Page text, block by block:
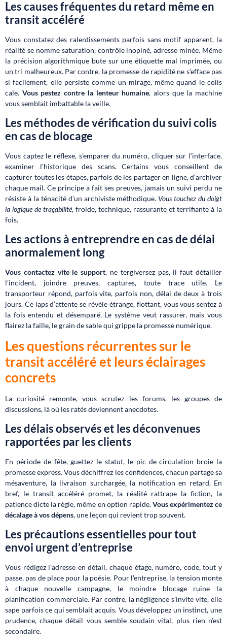
Les causes fréquentes du retard même en
transit accéléré
Vous constatez des ralentissements parfois sans motif apparent, la
réalité se nomme saturation, contrôle inopiné, adresse minée. Même
la précision algorithmique bute sur une étiquette mal imprimée, ou
un tri malheureux. Par contre, la promesse de rapidité ne s’efface pas
si facilement, elle persiste comme un mirage, même quand le colis
cale. Vous pestez contre la lenteur humaine, alors que la machine
vous semblait imbattable la veille.
Les méthodes de vérification du suivi colis
en cas de blocage
Vous captez le réflexe, s’emparer du numéro, cliquer sur l’interface,
examiner l’historique des scans. Certains vous conseillent de
capturer toutes les étapes, parfois de les partager en ligne, d’archiver
chaque mail. Ce principe a fait ses preuves, jamais un suivi perdu ne
résiste à la ténacité d’un archiviste méthodique. Vous touchez du doigt
la logique de traçabilité, froide, technique, rassurante et terrifiante à la
fois.
Les actions à entreprendre en cas de délai
anormalement long
Vous contactez vite le support, ne tergiversez pas, il faut détailler
l’incident, joindre preuves, captures, toute trace utile. Le
transporteur répond, parfois vite, parfois non, délai de deux à trois
jours. Ce laps d’attente se révèle étrange, flottant, vous vous sentez à
la fois entendu et désemparé. Le système veut rassurer, mais vous
flairez la faille, le grain de sable qui grippe la promesse numérique.
Les questions récurrentes sur le
transit accéléré et leurs éclairages
concrets
La curiosité remonte, vous scrutez les forums, les groupes de
discussions, là où les ratés deviennent anecdotes.
Les délais observés et les déconvenues
rapportées par les clients
En période de fête, guettez le statut, le pic de circulation broie la
promesse express. Vous déchiffrez les confidences, chacun partage sa
mésaventure, la livraison surchargée, la notification en retard. En
bref, le transit accéléré promet, la réalité rattrape la fiction, la
patience dicte la règle, même en option rapide.Vous expérimentez ce
décalage à vos dépens, une leçon qui revient trop souvent.
Les précautions essentielles pour tout
envoi urgent d’entreprise
Vous rédigez l’adresse en détail, chaque étage, numéro, code, tout y
passe, pas de place pour la poésie. Pour l’entreprise, la tension monte
à chaque nouvelle campagne, le moindre blocage ruine la
planification commerciale. Par contre, la négligence s’invite vite, elle
sape parfois ce qui semblait acquis. Vous développez un instinct, une
prudence, chaque détail vous semble soudain vital, plus rien n’est
secondaire.